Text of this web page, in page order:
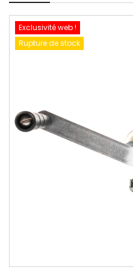
Exclusivité web !
Rupture de stock